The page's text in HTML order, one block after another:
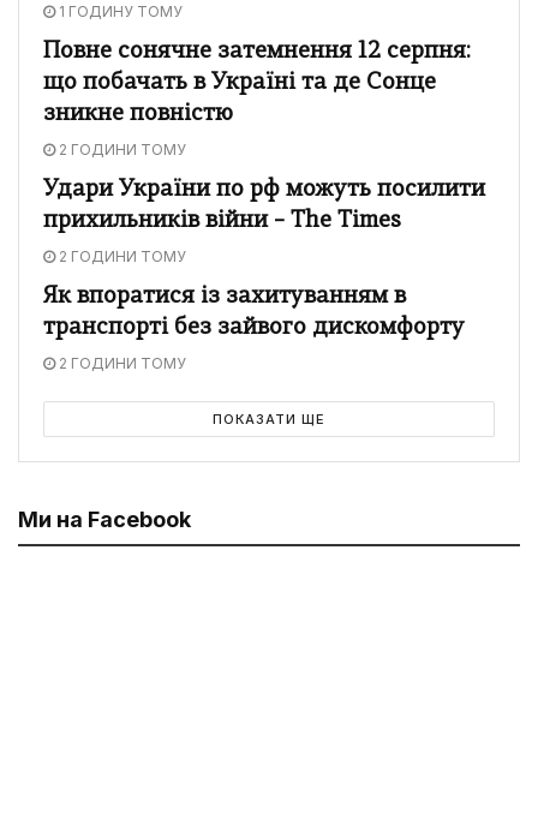
1 ГОДИНУ ТОМУ
Повне сонячне затемнення 12 серпня:
що побачать в Україні та де Сонце
зникне повністю
2 ГОДИНИ ТОМУ
Удари України по рф можуть посилити
прихильників війни – The Times
2 ГОДИНИ ТОМУ
Як впоратися із захитуванням в
транспорті без зайвого дискомфорту
2 ГОДИНИ ТОМУ
ПОКАЗАТИ ЩЕ
Ми на Facebook